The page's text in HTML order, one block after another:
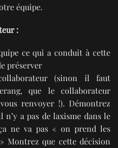
équipe.
:
ce qui a conduit à cette
préserver
(sinon il faut
que le collaborateur
renvoyer !). Démontrez
n’y a pas de laxisme dans le
ne va pas « on prend les
Montrez que cette décision